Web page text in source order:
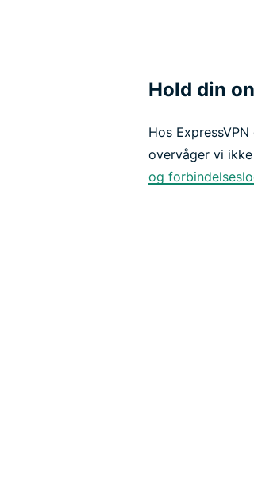
Hold din
Hos
overvåger vi
og